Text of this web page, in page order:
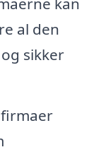
al den
sikker